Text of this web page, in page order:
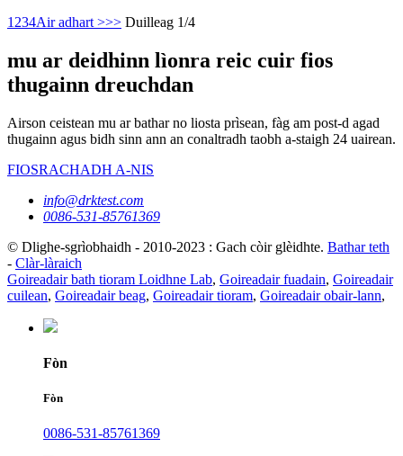
1 234Air adhart >>> Duilleag 1/4
mu ar deidhinn lìonra reic cuir fios
thugainn dreuchdan
Airson ceistean mu ar bathar no liosta prìsean, fàg am post-d agad
thugainn agus bidh sinn ann an conaltradh taobh a-staigh 24 uairean.
FIOSRACHADH A-NIS
info@drktest.com
0086-531-85761369
© Dlighe-sgrìobhaidh - 2010-2023 : Gach còir glèidhte. Bathar teth
- Clàr-làraich
Goireadair bath tioram Loidhne Lab, Goireadair fuadain, Goireadair
cuilean, Goireadair beag, Goireadair tioram, Goireadair obair-lann,
Fòn
Fòn
0086-531-85761369